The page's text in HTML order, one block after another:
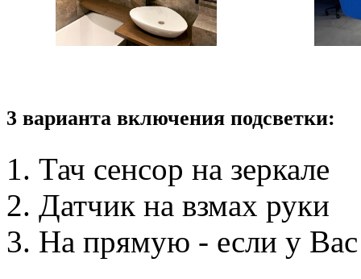
3 варианта включения подсветки:
Тач сенсор на зеркале
Датчик на взмах руки
На прямую - если у